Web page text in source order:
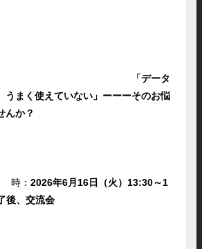
一手。
ータ
うまく使えていない」ーーーそのお悩
決しませんか？
時：2026年6月16日（火）13:30～1
会終了後、交流会